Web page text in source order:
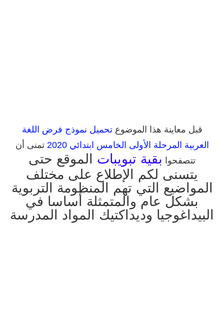
قبل معاينة هذا الموضوع تحميل نموذج فرض اللغة
العربية المرحلة الأولى الخامس ابتدائي 2020
تمنى أن
تتصفحوا بقية تبويبات الموقع حتى
يتسنى لكم الإطلاع على مختلف
المواضيع التي تهم المنظومة التربوية
بشكل عام والمتمثلة أساسا في
البيداغوجيا وديداكتيك المواد المدرسة